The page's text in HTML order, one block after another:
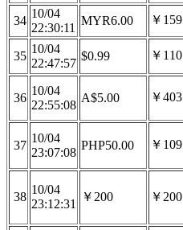
34
10/04
22:30:11
MYR6.00 ￥159
35
10/04
22:47:57
$0.99 ￥110
36
10/04
22:55:08
A$5.00 ￥403
37
10/04
23:07:08
PHP50.00 ￥109
38
10/04
23:12:31
￥200 ￥200